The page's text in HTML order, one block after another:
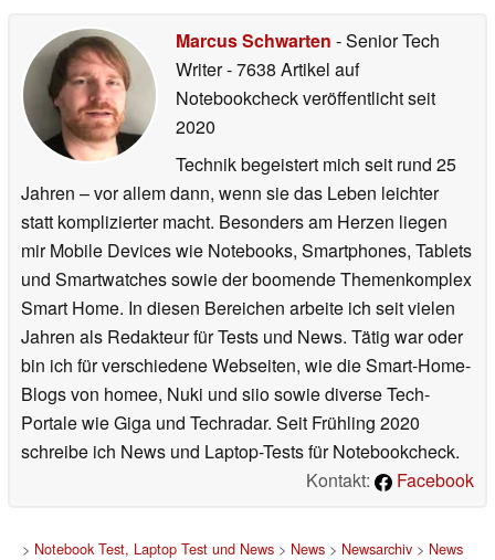
Marcus Schwarten - Senior Tech
Writer- 7638 Artikel auf
Notebookcheck veröffentlichtseit
2020
Technik begeistert mich seit rund 25
Jahren – vor allem dann, wenn sie das Leben leichter
statt komplizierter macht. Besonders am Herzen liegen
mir Mobile Devices wie Notebooks, Smartphones, Tablets
und Smartwatches sowie der boomende Themenkomplex
Smart Home. In diesen Bereichen arbeite ich seit vielen
Jahren als Redakteur für Tests und News. Tätig war oder
bin ich für verschiedene Webseiten, wie die Smart-Home-
Blogs von homee, Nuki und siio sowie diverse Tech-
Portale wie Giga und Techradar. Seit Frühling 2020
schreibe ich News und Laptop-Tests für Notebookcheck.
Kontakt:
Facebook
> Notebook Test, Laptop Test und News> News> Newsarchiv> News